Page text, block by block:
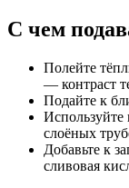
С чем
Полейте
— контраст
Подайте к
Используйте
слоёных
Добавьте к
сливовая